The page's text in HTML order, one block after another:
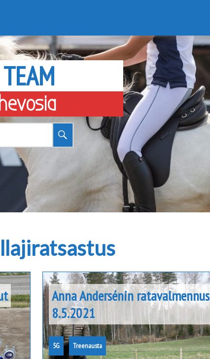
Anna Andersénin ratavalmennus
8.5.2021
5G Treenausta